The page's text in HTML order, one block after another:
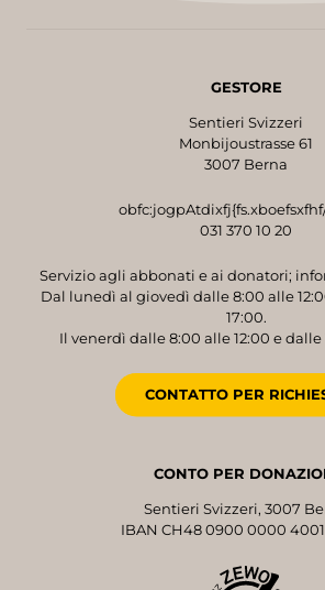
GESTORE
Sentieri Svizzeri
Monbijoustrasse 61
3007 Berna
031 370 10 20
Servizio agli abbonati e ai donatori;
Dal lunedì al giovedì dalle 8:00 alle
17:00.
Il venerdì dalle 8:00 alle 12:00 e dalle
CONTATTO PER
CONTO PER
Sentieri Svizzeri, 3007
IBAN CH48 0900 0000 4001